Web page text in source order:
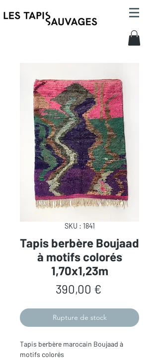
SKU : 1841
Tapis berbère Boujaad
à motifs colorés
1,70x1,23m
390,00 €Prix
Rupture de stock
Tapis berbère marocain Boujaad à
motifs colorés